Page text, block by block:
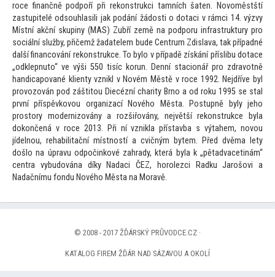
roce finančně podpoří při rekonstrukci tamních šaten. Novoměstští
zastupitelé odsouhlasili jak podání žádosti o dotaci v rámci 14. výzvy
Místní akční skupiny (MAS) Zubří země na podporu infrastruktury pro
sociální služby, přičemž žadatelem bude Centrum Zdislava, tak případné
další financování rekonstrukce. To bylo v případě získání příslibu dotace
„odklepnuto“ ve výši 550 tisíc korun. Denní stacionář pro zdravotně
handicapované klienty vznikl v Novém Městě v roce 1992. Nejdříve byl
provozován pod záštitou Diecézní charity Brno a od roku 1995 se stal
první příspěvkovou organizací Nového Města. Postupně byly jeho
prostory modernizovány a rozšiřovány, největší rekonstrukce byla
dokončená v roce 2013. Při ní vznikla přístavba s výtahem, novou
jídelnou, rehabilitační místností a cvičným bytem. Před dvěma lety
došlo na úpravu odpočinkové zahrady, která byla k „pětadvacetinám“
centra vybudována díky Nadaci ČEZ, horolezci Radku Jarošovi a
Nadačnímu fondu Nového Města na Moravě.
© 2008 - 2017 ŽĎÁRSKÝ PRŮVODCE.CZ ·
KATALOG FIREM ŽĎÁR NAD SÁZAVOU A OKOLÍ